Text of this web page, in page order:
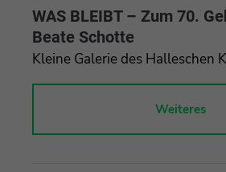
WAS BLEIBT – Zum 70.
Beate Schotte
Kleine Galerie des Halleschen
Weiteres